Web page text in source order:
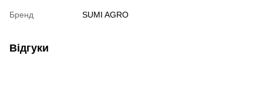
Бренд SUMI AGRO
Відгуки